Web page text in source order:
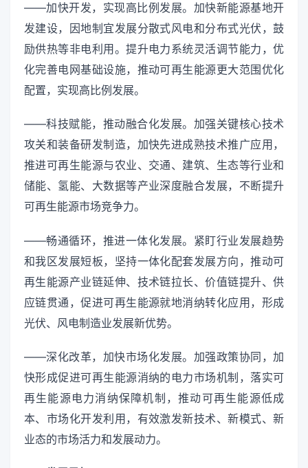
——加快开发，实现高比例发展。加快新能源基地开
发建设，因地制宜发展分散式风电和分布式光伏，鼓
励供热等非电利用。提升电力系统灵活调节能力，优
化完善电网基础设施，推动可再生能源更大范围优化
配置，实现高比例发展。
——科技赋能，推动融合化发展。加强关键核心技术
攻关和装备研发制造，加快先进成熟技术推广应用，
推进可再生能源与农业、交通、建筑、生态等行业和
储能、氢能、大数据等产业深度融合发展，不断提升
可再生能源市场竞争力。
——畅通循环，推进一体化发展。紧盯行业发展趋势
和我区发展短板，坚持一体化配套发展方向，推动可
再生能源产业链延伸、技术链拉长、价值链提升、供
应链贯通，促进可再生能源就地消纳转化应用，形成
光伏、风电制造业发展新优势。
——深化改革，加快市场化发展。加强政策协同，加
快形成促进可再生能源消纳的电力市场机制，落实可
再生能源电力消纳保障机制，推动可再生能源低成
本、市场化开发利用，有效激发新技术、新模式、新
业态的市场活力和发展动力。